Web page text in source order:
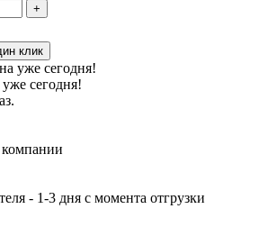
+
клик
сегодня!
- 1-3 дня с момента отгрузки